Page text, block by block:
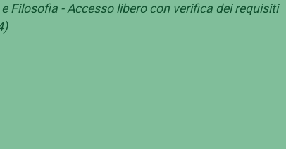
Filosofia - Accesso libero con verifica dei requisiti